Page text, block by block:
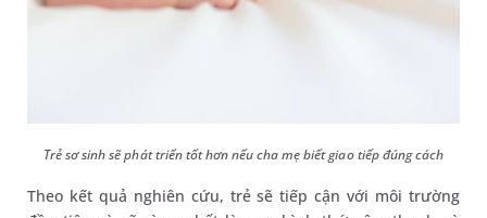
Trẻ sơ sinh sẽ phát triển tốt hơn nếu cha mẹ biết giao tiếp đúng cách
Theo kết quả nghiên cứu, trẻ sẽ tiếp cận với môi trường